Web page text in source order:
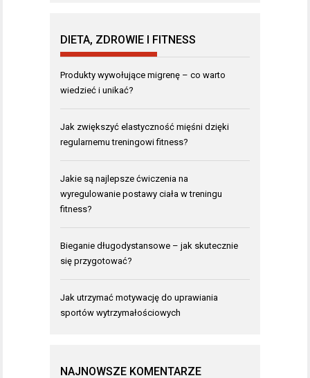
DIETA, ZDROWIE I FITNESS
Produkty wywołujące migrenę – co warto
wiedzieć i unikać?
Jak zwiększyć elastyczność mięśni dzięki
regularnemu treningowi fitness?
Jakie są najlepsze ćwiczenia na
wyregulowanie postawy ciała w treningu
fitness?
Bieganie długodystansowe – jak skutecznie
się przygotować?
Jak utrzymać motywację do uprawiania
sportów wytrzymałościowych
NAJNOWSZE KOMENTARZE